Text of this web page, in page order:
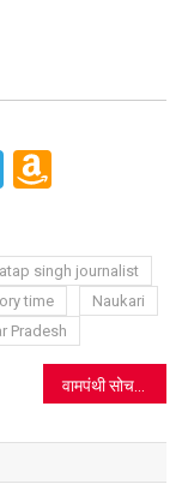
Telegram
Amazon
List
singh journalist
time
Naukari
Pradesh